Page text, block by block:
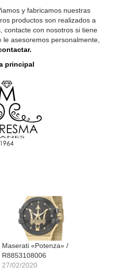
y fabricamos nuestras
productos son realizados a
contacte con nosotros si tiene
asesoremos personalmente,
principal
Maserati «Potenza» /
R8853108006
27/02/2020